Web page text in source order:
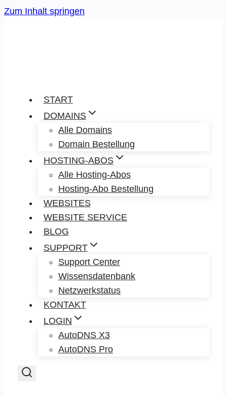
Zum Inhalt springen
START
DOMAINS
Alle Domains
Domain Bestellung
HOSTING-ABOS
Alle Hosting-Abos
Hosting-Abo Bestellung
WEBSITES
WEBSITE SERVICE
BLOG
SUPPORT
Support Center
Wissensdatenbank
Netzwerkstatus
KONTAKT
LOGIN
AutoDNS X3
AutoDNS Pro